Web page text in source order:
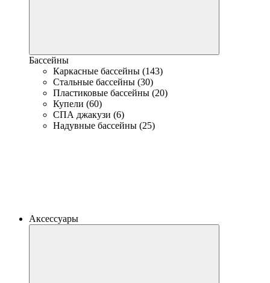
Бассейны
Каркасные бассейны (143)
Стальные бассейны (30)
Пластиковые бассейны (20)
Купели (60)
СПА джакузи (6)
Надувные бассейны (25)
Аксессуары